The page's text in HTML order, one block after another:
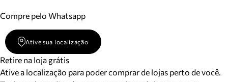
Compre pelo Whatsapp
Ative sua localização
Retire na loja grátis
Ative a localização para poder comprar de lojas perto de você.